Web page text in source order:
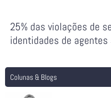
25% das violações de
identidades de
Colunas & Blogs